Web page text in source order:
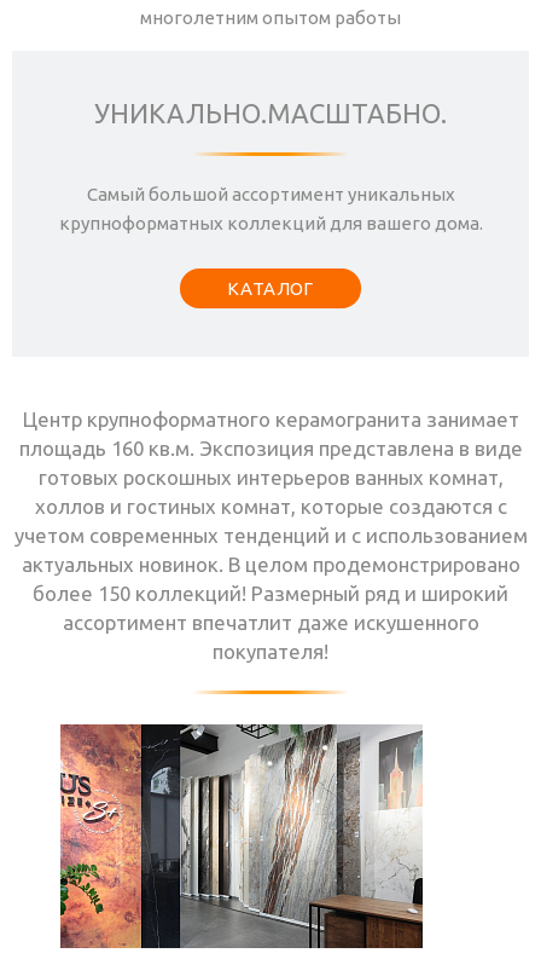
многолетним опытом работы
УНИКАЛЬНО.МАСШТАБНО.
Самый большой ассортимент уникальных
крупноформатных коллекций для вашего дома.
КАТАЛОГ
Центр крупноформатного керамогранита занимает
площадь 160 кв.м. Экспозиция представлена в виде
готовых роскошных интерьеров ванных комнат,
холлов и гостиных комнат, которые создаются с
учетом современных тенденций и с использованием
актуальных новинок. В целом продемонстрировано
более 150 коллекций! Размерный ряд и широкий
ассортимент впечатлит даже искушенного
покупателя!